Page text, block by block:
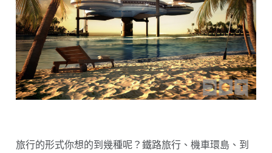
旅行的形式你想的到幾種呢？鐵路旅行、機車環島、到